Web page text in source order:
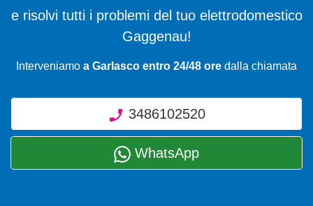
e risolvi tutti i problemi del tuo elettrodomestico
Gaggenau!
Interveniamo a Garlasco entro 24/48 ore dalla chiamata
3486102520
WhatsApp